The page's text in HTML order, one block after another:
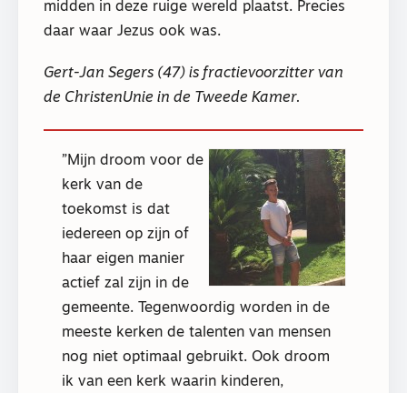
midden in deze ruige wereld plaatst. Precies
daar waar Jezus ook was.
Gert-Jan Segers (47) is fractievoorzitter van
de ChristenUnie in de Tweede Kamer.
Mijn droom voor de
kerk van de
toekomst is dat
iedereen op zijn of
haar eigen manier
actief zal zijn in de
gemeente. Tegenwoordig worden in de
meeste kerken de talenten van mensen
nog niet optimaal gebruikt. Ook droom
ik van een kerk waarin kinderen,